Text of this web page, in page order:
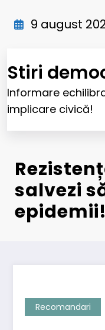
9 august
Stiri
Informare
implicare civică!
salvezi
epidemii!
Recomandari